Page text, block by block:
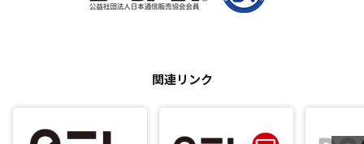
関連リンク